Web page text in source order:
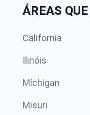
ÁREAS
California
Ilinóis
Míchigan
Misuri